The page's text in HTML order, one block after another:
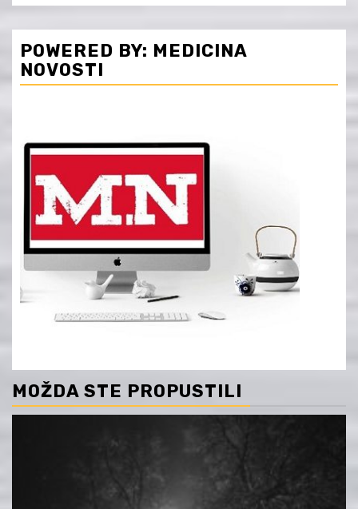
POWERED BY: MEDICINA
NOVOSTI
MOŽDA STE PROPUSTILI